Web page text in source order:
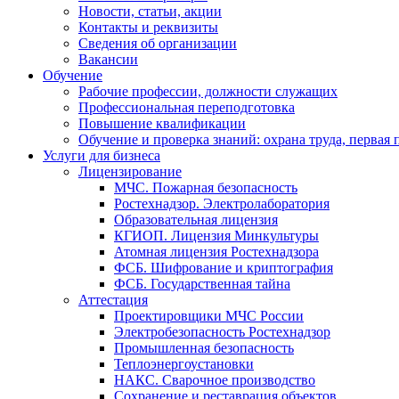
Новости, статьи, акции
Контакты и реквизиты
Сведения об организации
Вакансии
Обучение
Рабочие профессии, должности служащих
Профессиональная переподготовка
Повышение квалификации
Обучение и проверка знаний: охрана труда,
Услуги для бизнеса
Лицензирование
МЧС. Пожарная безопасность
Ростехнадзор. Электролаборатория
Образовательная лицензия
КГИОП. Лицензия Минкультуры
Атомная лицензия Ростехнадзора
ФСБ. Шифрование и криптография
ФСБ. Государственная тайна
Аттестация
Проектировщики МЧС России
Электробезопасность Ростехнадзор
Промышленная безопасность
Теплоэнергоустановки
НАКС. Сварочное производство
Сохранение и реставрация объектов